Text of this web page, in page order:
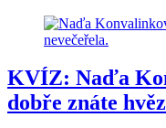
KVÍZ: Naďa
dobře znáte